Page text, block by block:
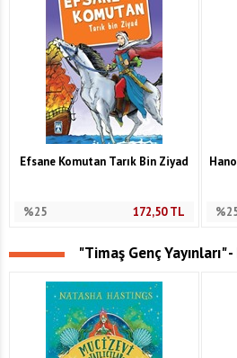
Efsane Komutan Tarık Bin Ziyad
%25 172,50TL
"Timaş Genç Yayınları"